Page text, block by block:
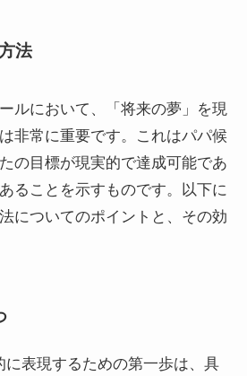
法
ルにおいて、「将来の夢」を現
非常に重要です。これはパパ候
の目標が現実的で達成可能であ
ることを示すものです。以下に
についてのポイントと、その効
に表現するための第一歩は、具